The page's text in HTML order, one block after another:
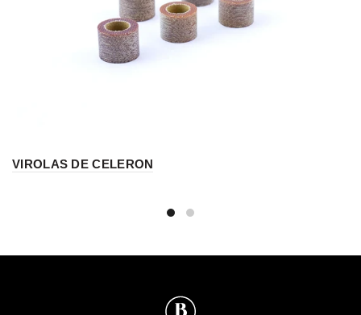
VIROLAS DE CELERON